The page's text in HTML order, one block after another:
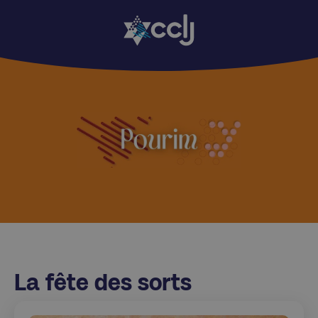
La fête des sorts